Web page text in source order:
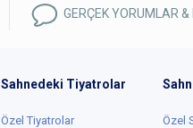
GERÇEK YORUMLAR
Sahnedeki Tiyatrolar
Özel Tiyatrolar
Özel